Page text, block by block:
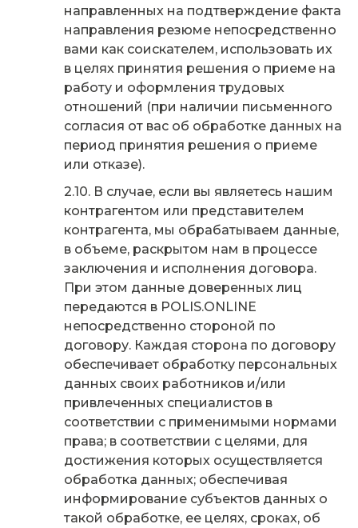
направленных на подтверждение факта
направления резюме непосредственно
вами как соискателем, использовать их
в целях принятия решения о приеме на
работу и оформления трудовых
отношений (при наличии письменного
согласия от вас об обработке данных на
период принятия решения о приеме
или отказе).
В случае, если вы являетесь нашим
контрагентом или представителем
контрагента, мы обрабатываем данные,
в объеме, раскрытом нам в процессе
заключения и исполнения договора.
При этом данные доверенных лиц
передаются в POLIS.ONLINE
непосредственно стороной по
договору. Каждая сторона по договору
обеспечивает обработку персональных
данных своих работников и/или
привлеченных специалистов в
соответствии с применимыми нормами
права; в соответствии с целями, для
достижения которых осуществляется
обработка данных; обеспечивая
информирование субъектов данных о
такой обработке, ее целях, сроках, об